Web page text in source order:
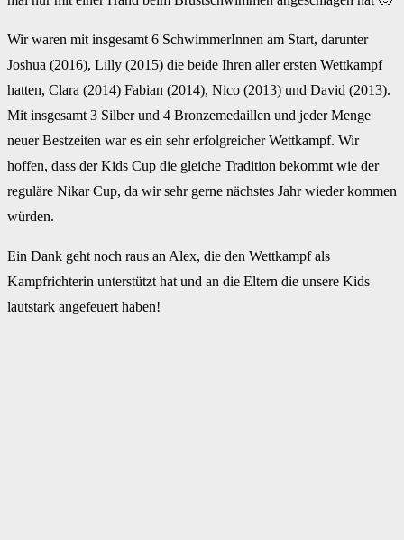
Wir waren mit insgesamt 6 SchwimmerInnen am Start, darunter
Joshua (2016), Lilly (2015) die beide Ihren aller ersten Wettkampf
hatten, Clara (2014) Fabian (2014), Nico (2013) und David (2013).
Mit insgesamt 3 Silber und 4 Bronzemedaillen und jeder Menge
neuer Bestzeiten war es ein sehr erfolgreicher Wettkampf. Wir
hoffen, dass der Kids Cup die gleiche Tradition bekommt wie der
reguläre Nikar Cup, da wir sehr gerne nächstes Jahr wieder kommen
würden.
Ein Dank geht noch raus an Alex, die den Wettkampf als
Kampfrichterin unterstützt hat und an die Eltern die unsere Kids
lautstark angefeuert haben!